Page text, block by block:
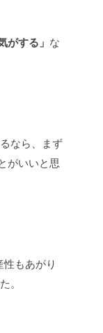
がする」 な
なら、まず
がいいと思
性もあがり
。